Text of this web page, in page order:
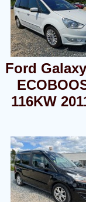
Ford
116KW